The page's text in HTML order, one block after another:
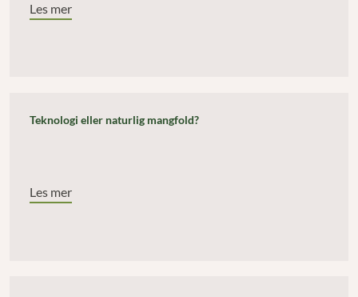
Les mer
Teknologi eller naturlig mangfold?
Les mer